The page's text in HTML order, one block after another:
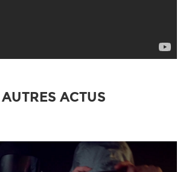
AUTRES ACTUS